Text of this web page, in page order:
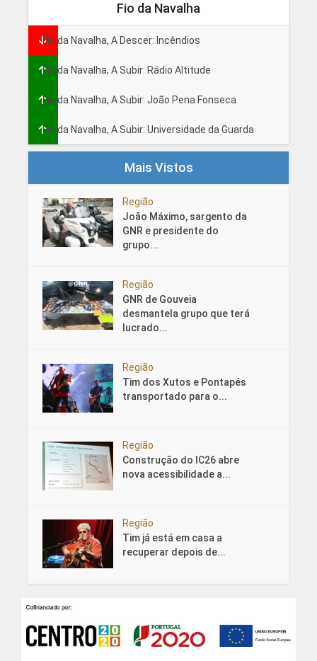
Fio da Navalha
Fio da Navalha, A Descer: Incêndios
Fio da Navalha, A Subir: Rádio Altitude
Fio da Navalha, A Subir: João Pena Fonseca
Fio da Navalha, A Subir: Universidade da Guarda
Mais Vistos
Região
João Máximo, sargento da
GNR e presidente do
grupo...
Região
GNR de Gouveia
desmantela grupo que terá
lucrado...
Região
Tim dos Xutos e Pontapés
transportado para o...
Região
Construção do IC26 abre
nova acessibilidade a...
Região
Tim já está em casa a
recuperar depois de...